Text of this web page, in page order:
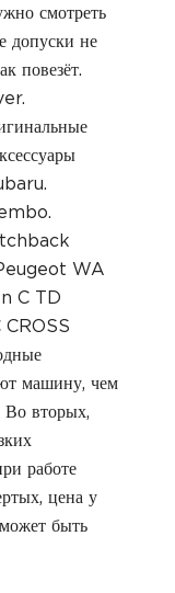
смотреть
допуски не
повезёт.
WA
C TD
CROSS
машину, чем
Во вторых,
работе
цена у
быть